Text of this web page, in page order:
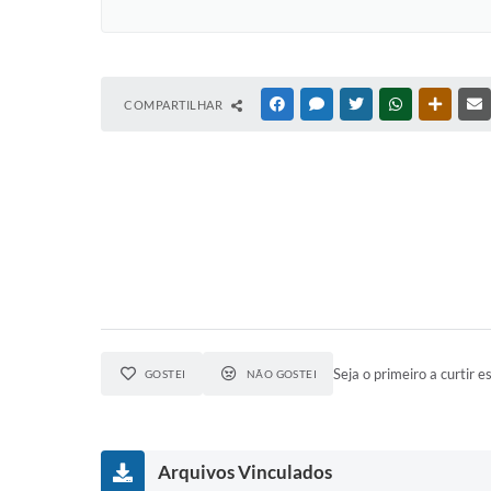
COMPARTILHAR FACEBOOKMESSENGER
TWITTERWHATSAPP
GOSTEI NÃO GOSTEI Seja o primeiro a curtir
Arquivos Vinculados